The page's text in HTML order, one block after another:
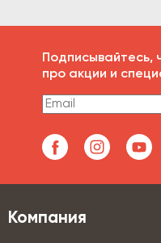
Подписывайтесь,
про акции и
Компания